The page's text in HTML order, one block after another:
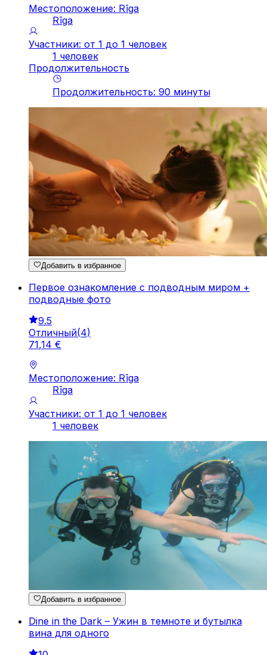
Местоположение: Rīga
Rīga
Участники: от 1 до 1 человек
1 человек
Продолжительность
Продолжительность: 90 минуты
Добавить в избранное
Первое ознакомление с подводным миром +
подводные фото
9.5
Отличный(4)
71,14 €
Местоположение: Rīga
Rīga
Участники: от 1 до 1 человек
1 человек
Добавить в избранное
Dine in the Dark – Ужин в темноте и бутылка
вина для одного